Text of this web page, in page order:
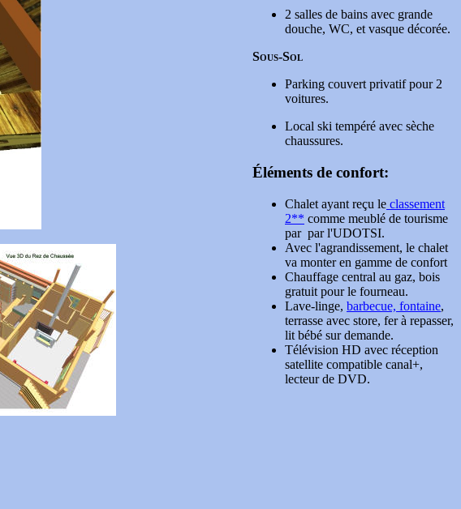
2 salles de bains avec grande
douche, WC, et vasque décorée.
Sous-Sol
Parking couvert privatif pour 2
voitures.
Local ski tempéré avec sèche
chaussures.
Éléments de confort:
Chalet ayant reçu le classement
2** comme meublé de tourisme
par par l'UDOTSI.
Avec l'agrandissement, le chalet
va monter en gamme de confort
Chauffage central au gaz, bois
gratuit pour le fourneau.
Lave-linge, barbecue, fontaine,
terrasse avec store, fer à repasser,
lit bébé sur demande.
Télévision HD avec réception
satellite compatible canal+,
lecteur de DVD.